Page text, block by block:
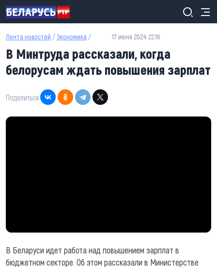
Перейти к основному содержанию
Лента новостей / Экономика / 17 июня 2024 22:16
В Минтруда рассказали, когда
белорусам ждать повышения зарплат
Поделиться:
В Беларуси идет работа над повышением зарплат в
бюджетном секторе. Об этом рассказали в Министерстве